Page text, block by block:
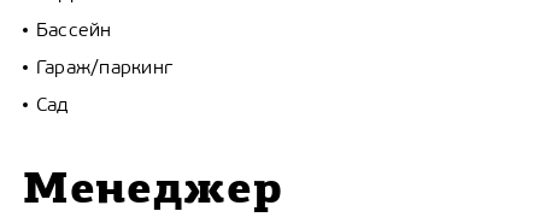
Бассейн
Гараж/паркинг
Сад
Менеджер